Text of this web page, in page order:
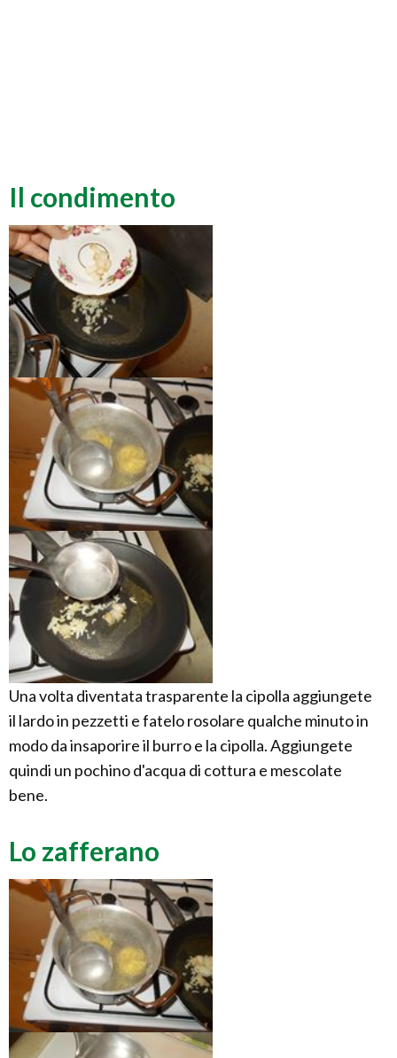
Il condimento
Una volta diventata trasparente la cipolla aggiungete
il lardo in pezzetti e fatelo rosolare qualche minuto in
modo da insaporire il burro e la cipolla. Aggiungete
quindi un pochino d'acqua di cottura e mescolate
bene.
Lo zafferano